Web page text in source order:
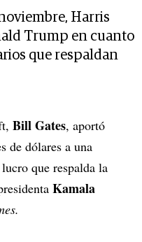
Harris
Trump en cuanto
que respaldan
Bill Gates, aportó
de dólares a una
que respalda la
Kamala